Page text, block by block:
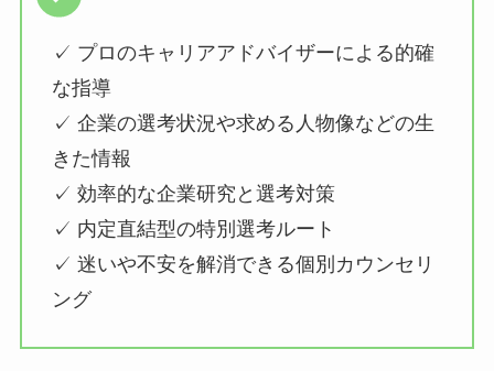
✓ プロのキャリアアドバイザーによる的確
な指導
✓ 企業の選考状況や求める人物像などの生
きた情報
✓ 効率的な企業研究と選考対策
✓ 内定直結型の特別選考ルート
✓ 迷いや不安を解消できる個別カウンセリ
ング